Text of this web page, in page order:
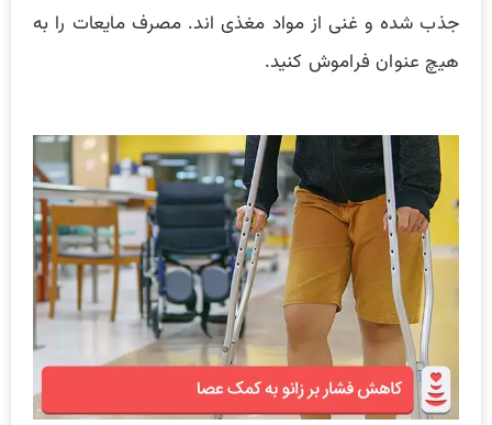
جذب شده و غنی از مواد مغذی اند. مصرف مایعات را به
هیچ عنوان فراموش کنید.